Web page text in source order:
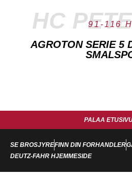
HC 91-116
AGROTON SERIE 5
PALAA
SE BROSJYREFINN DIN FORHANDLER
DEUTZ-FAHR HJEMMESIDE